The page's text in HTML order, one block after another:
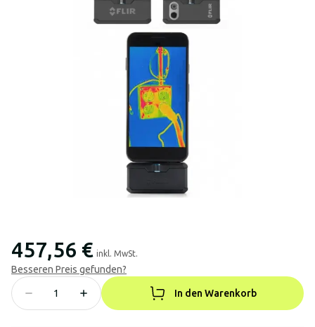
457,56 € inkl. MwSt.
Besseren Preis gefunden?
In den Warenkorb